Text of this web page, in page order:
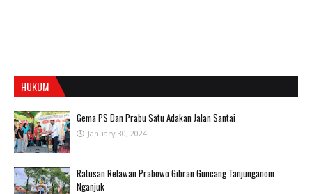
HUKUM
Gema PS Dan Prabu Satu Adakan Jalan Santai
January 30, 2024
Ratusan Relawan Prabowo Gibran Guncang Tanjunganom
Nganjuk